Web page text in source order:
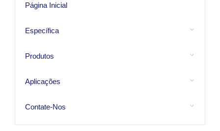
Página Inicial
Específica
Produtos
Aplicações
Contate-Nos